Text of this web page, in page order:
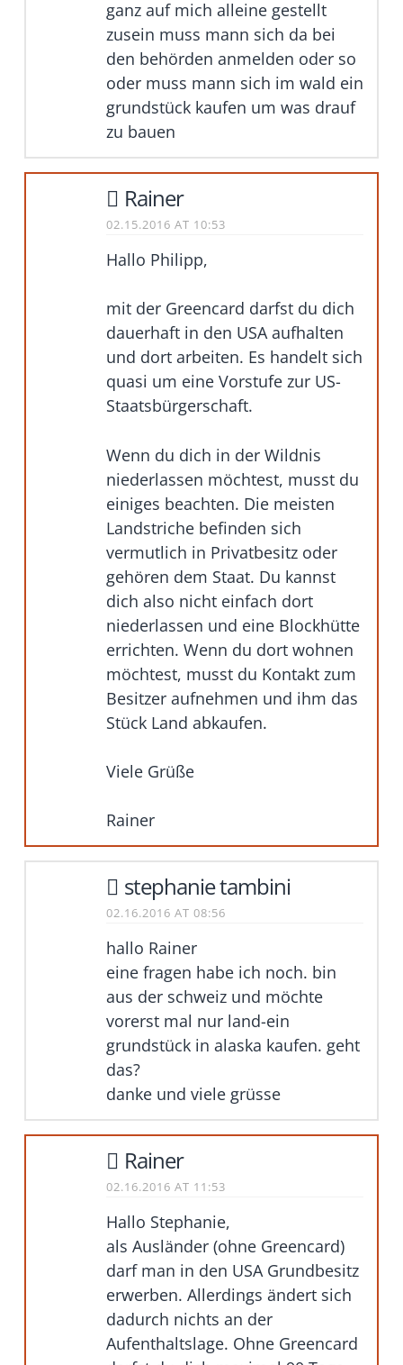
ganz auf mich alleine gestellt
zusein muss mann sich da bei
den behörden anmelden oder so
oder muss mann sich im wald ein
grundstück kaufen um was drauf
zu bauen
Rainer
02.15.2016 AT 10:53
Hallo Philipp,
mit der Greencard darfst du dich
dauerhaft in den USA aufhalten
und dort arbeiten. Es handelt sich
quasi um eine Vorstufe zur US-
Staatsbürgerschaft.
Wenn du dich in der Wildnis
niederlassen möchtest, musst du
einiges beachten. Die meisten
Landstriche befinden sich
vermutlich in Privatbesitz oder
gehören dem Staat. Du kannst
dich also nicht einfach dort
niederlassen und eine Blockhütte
errichten. Wenn du dort wohnen
möchtest, musst du Kontakt zum
Besitzer aufnehmen und ihm das
Stück Land abkaufen.
Viele Grüße
Rainer
stephanie tambini
02.16.2016 AT 08:56
hallo Rainer
eine fragen habe ich noch. bin
aus der schweiz und möchte
vorerst mal nur land-ein
grundstück in alaska kaufen. geht
das?
danke und viele grüsse
Rainer
02.16.2016 AT 11:53
Hallo Stephanie,
als Ausländer (ohne Greencard)
darf man in den USA Grundbesitz
erwerben. Allerdings ändert sich
dadurch nichts an der
Aufenthaltslage. Ohne Greencard